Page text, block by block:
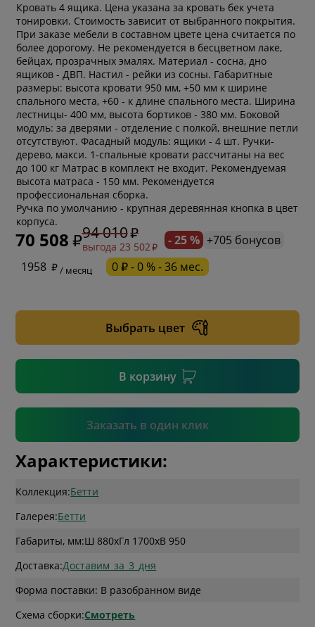
Кровать 4 ящика. Цена указана за кровать бек учета
тонировки. Стоимость зависит от выбранного покрытия.
При заказе мебели в составном цвете цена считается по
более дорогому. Не рекомендуется в бесцветном лаке,
бейцах, прозрачных эмалях. Материал - сосна, дно
ящиков - ДВП. Настил - рейки из сосны. Габаритные
размеры: высота кровати 950 мм, +50 мм к ширине
спального места, +60 - к длине спального места. Ширина
лестницы- 400 мм, высота бортиков - 380 мм. Боковой
модуль: за дверями - отделение с полкой, внешние петли
отсутствуют. Фасадный модуль: ящики - 4 шт. Ручки-
дерево, макси. 1-спальные кровати рассчитаны на вес
до 100 кг Матрас в комплект не входит. Рекомендуемая
высота матраса - 150 мм. Рекомендуется
профессиональная сборка.
Ручка по умолчанию - крупная деревянная кнопка в цвет
корпуса.
70 508 94 010
выгода 23 502 - 25 % +705 бонусов
1958
/ месяц 0 ₽ - 0 % - 36 мес.
Выбрать цвет
В корзину
Заказать в один клик
* обязательное поле
Подтвердить
Характеристики:
Коллекция:Бетти
Галерея:Бетти
Габариты, мм:Ш 880xГл 1700xВ 950
Доставка:Доставим_за_3_дня
Форма поставки: В разобранном виде
Схема сборки:Смотреть